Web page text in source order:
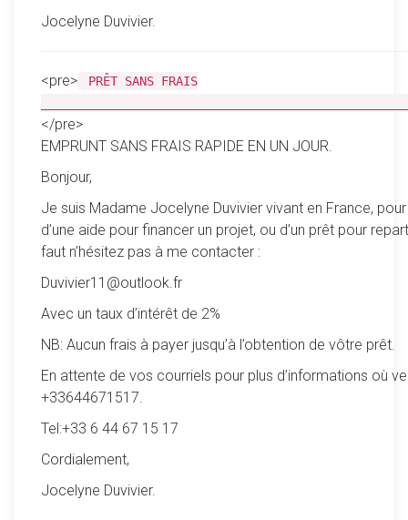
Jocelyne Duvivier.
<pre>
PRÊT SANS FRAIS
</pre>
EMPRUNT SANS FRAIS RAPIDE EN UN JOUR.
Bonjour,
Je suis Madame Jocelyne Duvivier vivant en France,
d’une aide pour financer un projet, ou d’un prêt pour
faut n’hésitez pas à me contacter :
Duvivier11@outlook.fr
Avec un taux d’intérêt de 2%
NB: Aucun frais à payer jusqu’à l’obtention de vôtre prêt.
En attente de vos courriels pour plus d’informations où
+33644671517.
Tel:+33 6 44 67 15 17
Cordialement,
Jocelyne Duvivier.